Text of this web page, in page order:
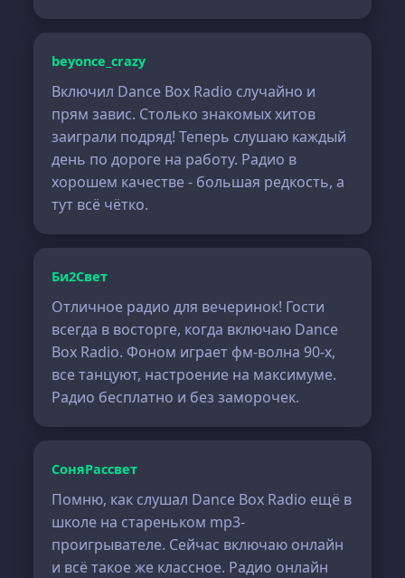
beyonce_crazy
Включил Dance Box Radio случайно и
прям завис. Столько знакомых хитов
заиграли подряд! Теперь слушаю каждый
день по дороге на работу. Радио в
хорошем качестве - большая редкость, а
тут всё чётко.
Би2Свет
Отличное радио для вечеринок! Гости
всегда в восторге, когда включаю Dance
Box Radio. Фоном играет фм-волна 90-х,
все танцуют, настроение на максимуме.
Радио бесплатно и без заморочек.
СоняРассвет
Помню, как слушал Dance Box Radio ещё в
школе на стареньком mp3-
проигрывателе. Сейчас включаю онлайн
и всё такое же классное. Радио онлайн